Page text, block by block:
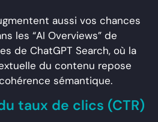
aussi vos chances
les “AI Overviews” de
de ChatGPT Search, où la
du contenu repose
sémantique.
taux de clics (CTR)